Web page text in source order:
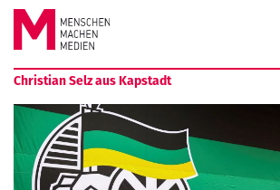
Springe zum Inhalt
MENSCHEN
MACHEN
MEDIEN
Christian Selz aus Kapstadt